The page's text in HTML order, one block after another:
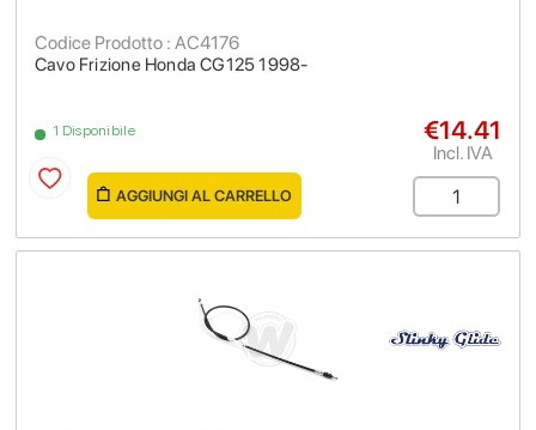
Cavo Frizione Honda CG125 1998-
Codice Prodotto : AC4176
1 Disponibile €14.41
Incl. IVA
AGGIUNGI AL CARRELLO